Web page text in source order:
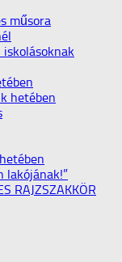
műsora
iskolásoknak
hetében
lakójának!”
RAJZSZAKKÖR